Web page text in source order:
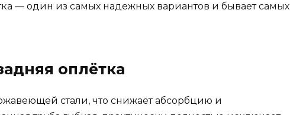
— один из самых надежных вариантов и бывает самых
оплётка
стали, что снижает абсорбцию и